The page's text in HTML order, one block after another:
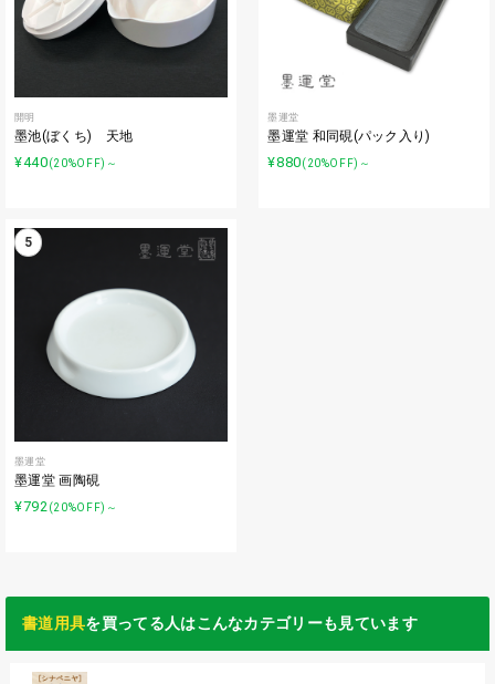
開明
墨池(ぼくち) 天地
¥440(20%OFF)～
墨運堂
墨運堂 和同硯(パック入り)
¥880(20%OFF)～
5
墨運堂
墨運堂 画陶硯
¥792 (20%OFF)～
書道用具を買ってる人はこんなカテゴリーも見ています